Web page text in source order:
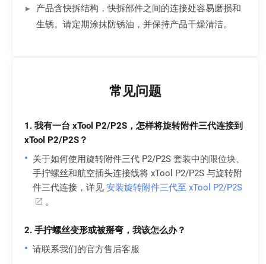
产品含快拆结构，快拆部件之间的连接处容易磨损和
生锈。请定期涂抹防锈油，并保持产品干燥清洁。
常见问题
1. 我有一台 xTool P2/P2S，怎样将旋转附件三代连接到
xTool P2/P2S？
• 关于如何使用旋转附件三代 P2/P2S 套装中的限位块、
手拧螺丝和航空插头连接线将 xTool P2/P2S 与旋转附
件三代连接，详见 安装旋转附件三代至 xTool P2/P2S
。
2. 手拧螺丝变形或被掰弯，我该怎么办？
• 请联系我们的官方售后客服